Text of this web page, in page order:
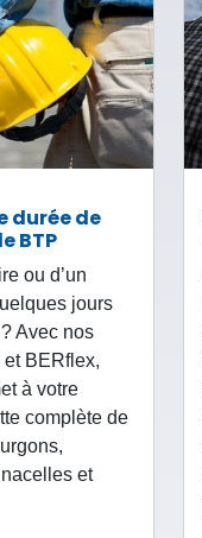
durée de
BTP
ou d’un
jours
Avec nos
BERflex,
à votre
complète de
et